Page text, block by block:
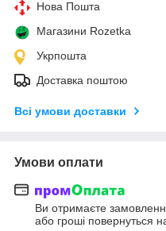
Нова Пошта
Магазини Rozetka
Укрпошта
Доставка поштою
Всі умови доставки
Умови оплати
Ви отримаєте
або гроші повернуться